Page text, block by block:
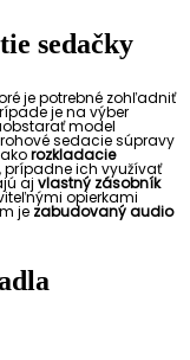
sedačky
je potrebné zohľadniť
je na výber
model
sedacie súpravy
rozkladacie
prípadne ich využívať
aj vlastný zásobník
opierkami
je zabudovaný audio